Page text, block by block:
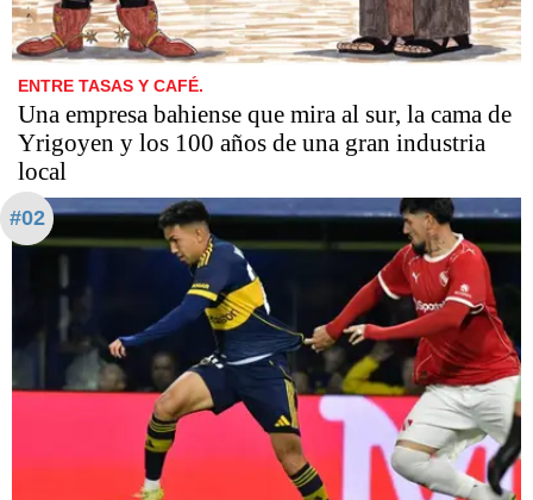
ENTRE TASAS Y CAFÉ.
Una empresa bahiense que mira al sur, la cama de
Yrigoyen y los 100 años de una gran industria
local
#02